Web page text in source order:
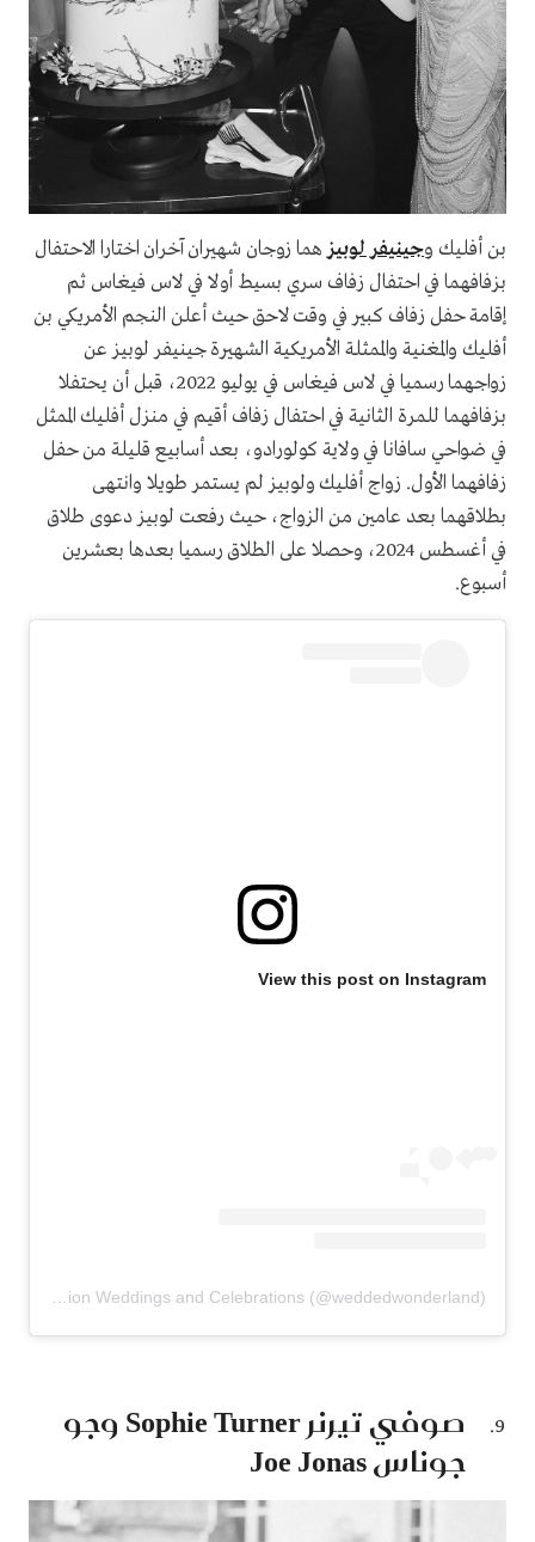
بن أفليك وجينيفر لوبيزهما زوجان شهيران آخران اختارا الاحتفال
بزفافهما في احتفال زفاف سري بسيط أولا في لاس فيغاس ثم
إقامة حفل زفاف كبير في وقت لاحق حيث أعلن النجم الأمريكي بن
أفليك والمغنية والممثلة الأمريكية الشهيرة جينيفر لوبيز عن
زواجهما رسميا في لاس فيغاس في يوليو 2022، قبل أن يحتفلا
بزفافهما للمرة الثانية في احتفال زفاف أقيم في منزل أفليك الممثل
في ضواحي سافانا في ولاية كولورادو، بعد أسابيع قليلة من حفل
زفافهما الأول. زواج أفليك ولوبيز لم يستمر طويلا وانتهى
بطلاقهما بعد عامين من الزواج، حيث رفعت لوبيز دعوى طلاق
في أغسطس 2024، وحصلا على الطلاق رسميا بعدها بعشرين
أسبوع.
View this post on Instagram
صوفي تيرنر Sophie Turner وجو
جوناس Joe Jonas